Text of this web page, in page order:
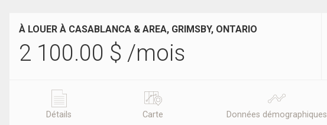
À LOUER À CASABLANCA & AREA, GRIMSBY, ONTARIO
2 100.00 $ /mois
Détails Carte Données démographiques